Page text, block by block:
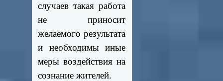
случаев такая работа
не приносит
желаемого результата
и необходимы иные
меры воздействия на
сознание жителей.